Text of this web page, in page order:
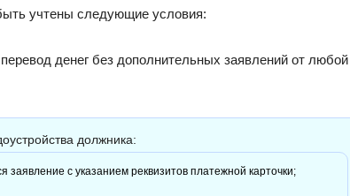
учтены следующие условия:
денег без дополнительных заявлений от любой
должника:
заявление с указанием реквизитов платежной карточки;